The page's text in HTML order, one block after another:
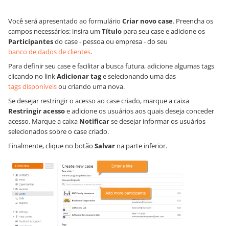
Você será apresentado ao formulário Criar novo case. Preencha os
campos necessários: insira um Título para seu case e adicione os
Participantesdo case - pessoa ou empresa - do seu
banco de dados de clientes.
Para definir seu case e facilitar a busca futura, adicione algumas tags
clicando no linkAdicionar tage selecionando uma das
tags disponíveisou criando uma nova.
Se desejar restringir o acesso ao case criado, marque a caixa
Restringir acessoe adicione os usuários aos quais deseja conceder
acesso. Marque a caixa Notificarse desejar informar os usuários
selecionados sobre o case criado.
Finalmente, clique no botão Salvar na parte inferior.